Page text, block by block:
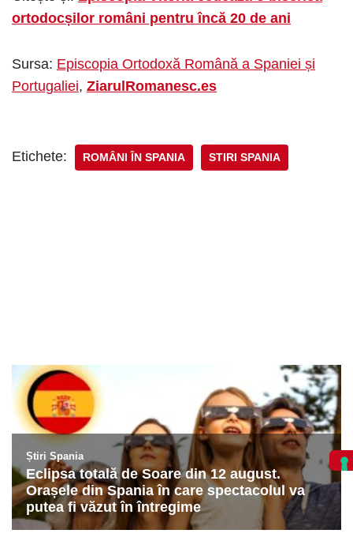
ortodocșilor români pentru încă 20 de ani
Sursa: Episcopia Ortodoxă Română a Spaniei și
Portugaliei, ZiarulRomanesc.es
Etichete: ROMÂNI ÎN SPANIA STIRI SPANIA